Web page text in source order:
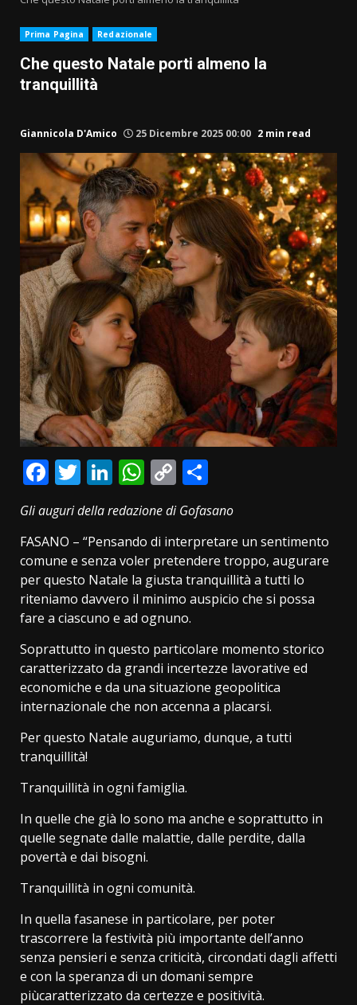
Prima Pagina Redazionale
Che questo Natale porti almeno la
tranquillità
Giannicola D'Amico 25 Dicembre 2025 00:00 2 min read
Facebook
Twitter
LinkedIn
WhatsApp
Copy
Link
Gli auguri della redazione di Gofasano
FASANO – “Pensando di interpretare un sentimento
comune e senza voler pretendere troppo, augurare
per questo Natale la giusta tranquillità a tutti lo
riteniamo davvero il minimo auspicio che si possa
fare a ciascuno e ad ognuno.
Soprattutto in questo particolare momento storico
caratterizzato da grandi incertezze lavorative ed
economiche e da una situazione geopolitica
internazionale che non accenna a placarsi.
Per questo Natale auguriamo, dunque, a tutti
tranquillità!
Tranquillità in ogni famiglia.
In quelle che già lo sono ma anche e soprattutto in
quelle segnate dalle malattie, dalle perdite, dalla
povertà e dai bisogni.
Tranquillità in ogni comunità.
In quella fasanese in particolare, per poter
trascorrere la festività più importante dell’anno
senza pensieri e senza criticità, circondati dagli affetti
e con la speranza di un domani sempre
piùcaratterizzato da certezze e positività.